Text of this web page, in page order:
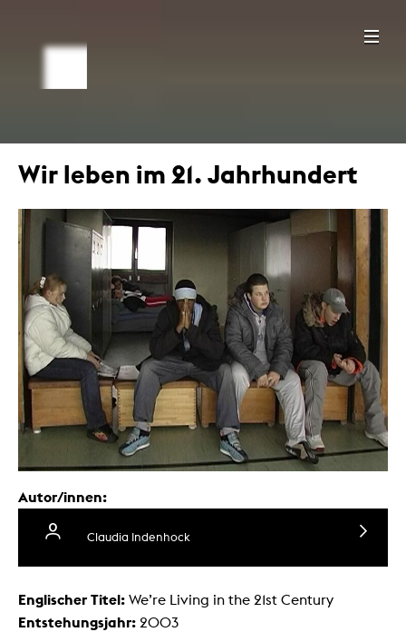
Wir leben im 21. Jahrhundert
Autor/innen:
Claudia Indenhock
Englischer Titel: We’re Living in the 21st Century
Entstehungsjahr: 2003